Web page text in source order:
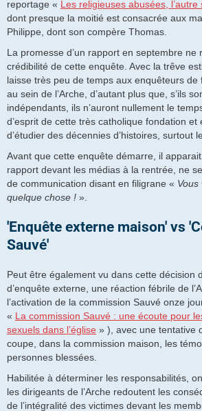
reportage « Les religieuses abusées, l’autre
dont presque la moitié est consacrée aux
Philippe, dont son compère Thomas.
La promesse d’un rapport en septembre ne
crédibilité de cette enquête. Avec la trêve
laisse très peu de temps aux enquêteurs de
au sein de l’Arche, d’autant plus que, s’ils
indépendants, ils n’auront nullement le
d’esprit de cette très catholique fondation et
d’étudier des décennies d’histoires, surtout
Avant que cette enquête démarre, il apparait
rapport devant les médias à la rentrée, ne
de communication disant en filigrane «
quelque chose ! ».
'Enquête externe maison' vs
Sauvé'
Peut être également vu dans cette décision
d’enquête externe, une réaction fébrile de
l’activation de la commission Sauvé onze
« La commission Sauvé : une écoute pour
sexuels dans l’église » ), avec une tentative
coupe, dans la commission maison, les
personnes blessées.
Habilitée à déterminer les responsabilités,
les dirigeants de l’Arche redoutent les
de l’intégralité des victimes devant les